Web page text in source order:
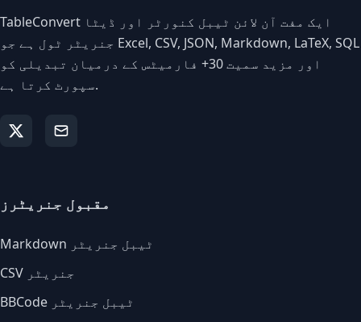
TableConvert ایک مفت آن لائن ٹیبل کنورٹر اور ڈیٹا
جنریٹر ٹول ہے جو Excel, CSV, JSON, Markdown, LaTeX, SQL
اور مزید سمیت 30+ فارمیٹس کے درمیان تبدیلی کو
سپورٹ کرتا ہے.
مقبول جنریٹرز
Markdown ٹیبل جنریٹر
CSV جنریٹر
BBCode ٹیبل جنریٹر